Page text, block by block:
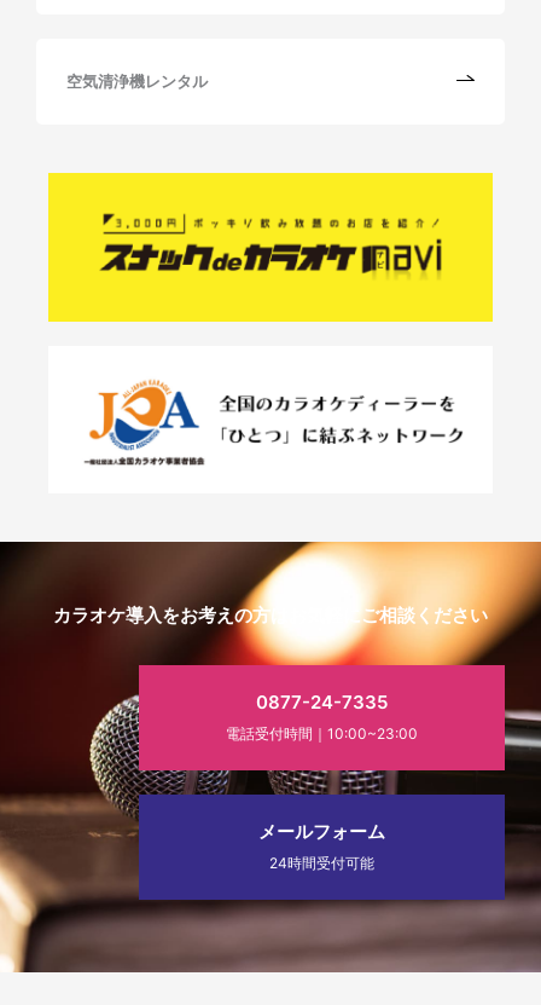
空気清浄機レンタル
カラオケ導入をお考えの方はお気軽にご相談ください
0877-24-7335
電話受付時間｜10:00~23:00
メールフォーム
24時間受付可能